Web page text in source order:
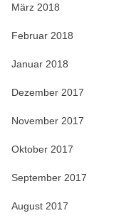
März 2018
Februar 2018
Januar 2018
Dezember 2017
November 2017
Oktober 2017
September 2017
August 2017